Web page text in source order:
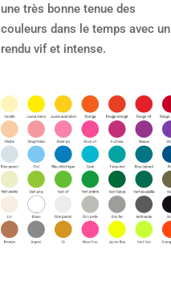
une très bonne tenue des
couleurs dans le temps avec un
rendu vif et intense.